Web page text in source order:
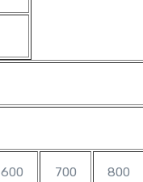
600 700 800